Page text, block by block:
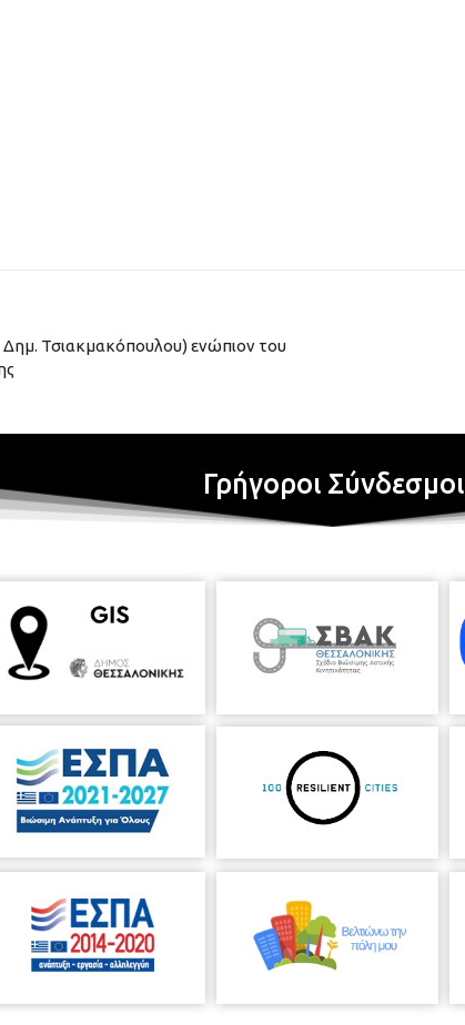
Τσιακμακόπουλου) ενώπιον του
Γρήγοροι Σύνδεσμοι